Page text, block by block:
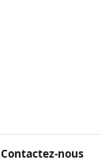
Contactez-nous